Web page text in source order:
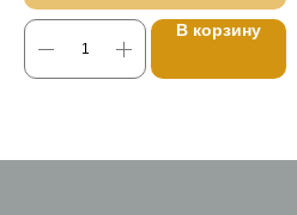
всё это наша работа, в которой мы
России.
В корзину